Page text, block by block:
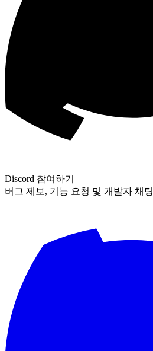
Discord 참여하기
버그 제보, 기능 요청 및 개발자 채팅